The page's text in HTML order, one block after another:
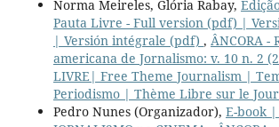
Norma Meireles, Glória Rabay,
Pauta Livre - Full version (pdf) |
| Versión intégrale (pdf) , ÂNCORA -
americana de Jornalismo: v. 10 n. 2
LIVRE| Free Theme Journalism |
Periodismo | Thème Libre sur le
Pedro Nunes (Organizador), E-book